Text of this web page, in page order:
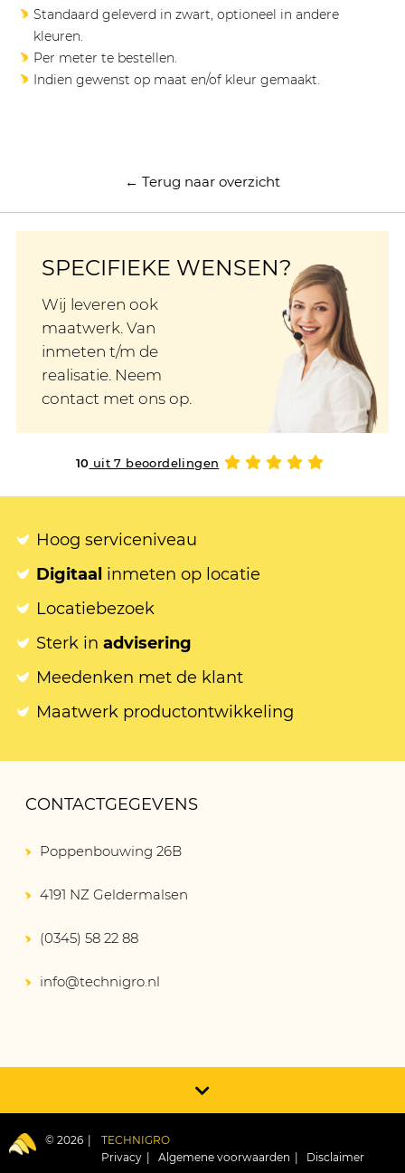
Standaard geleverd in zwart, optioneel in andere
kleuren.
Per meter te bestellen.
Indien gewenst op maat en/of kleur gemaakt.
← Terug naar overzicht
SPECIFIEKE WENSEN?
Wij leveren ook
maatwerk. Van
inmeten t/m de
realisatie. Neem
contact met ons op.
10 uit 7 beoordelingen
Hoog serviceniveau
Digitaal inmeten op locatie
Locatiebezoek
Sterk in advisering
Meedenken met de klant
Maatwerk productontwikkeling
CONTACTGEGEVENS
Poppenbouwing 26B
4191 NZ Geldermalsen
(0345) 58 22 88
info@technigro.nl
© 2026
TECHNIGRO
Privacy
Algemene voorwaarden Disclaimer